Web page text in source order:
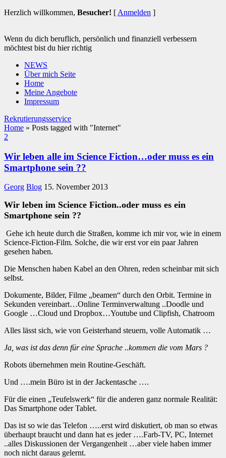
Herzlich willkommen, Besucher! [ Anmelden ]
Wenn du dich beruflich, persönlich und finanziell verbessern
möchtest bist du hier richtig
NEWS
Über mich Seite
Home
Meine Angebote
Impressum
Rekrutierungsservice
Home » Posts tagged with "Internet"
2
Wir leben alle im Science Fiction…oder muss es ein
Smartphone sein ??
Georg Blog 15. November 2013
Wir leben im Science Fiction..oder muss es ein
Smartphone sein ??
Gehe ich heute durch die Straßen, komme ich mir vor, wie in einem
Science-Fiction-Film. Solche, die wir erst vor ein paar Jahren
gesehen haben.
Die Menschen haben Kabel an den Ohren, reden scheinbar mit sich
selbst.
Dokumente, Bilder, Filme „beamen“ durch den Orbit. Termine in
Sekunden vereinbart…Online Terminverwaltung ..Doodle und
Google …Cloud und Dropbox…Youtube und Clipfish, Chatroom
Alles lässt sich, wie von Geisterhand steuern, volle Automatik …
Ja, was ist das denn für eine Sprache ..kommen die vom Mars ?
Robots übernehmen mein Routine-Geschäft.
Und ….mein Büro ist in der Jackentasche ….
Für die einen „Teufelswerk“ für die anderen ganz normale Realität:
Das Smartphone oder Tablet.
Das ist so wie das Telefon …..erst wird diskutiert, ob man so etwas
überhaupt braucht und dann hat es jeder ….Farb-TV, PC, Internet
..alles Diskussionen der Vergangenheit …aber viele haben immer
noch nicht daraus gelernt.